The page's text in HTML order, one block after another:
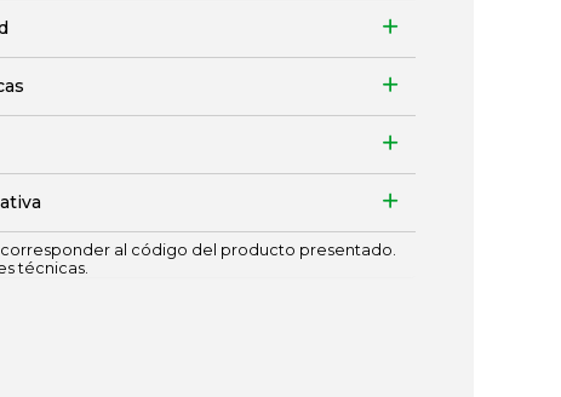
al código del producto presentado.
técnicas.